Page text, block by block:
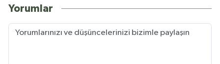
Yorumlar